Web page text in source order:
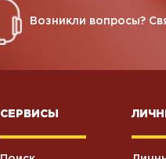
Возникли вопросы?
СЕРВИСЫ